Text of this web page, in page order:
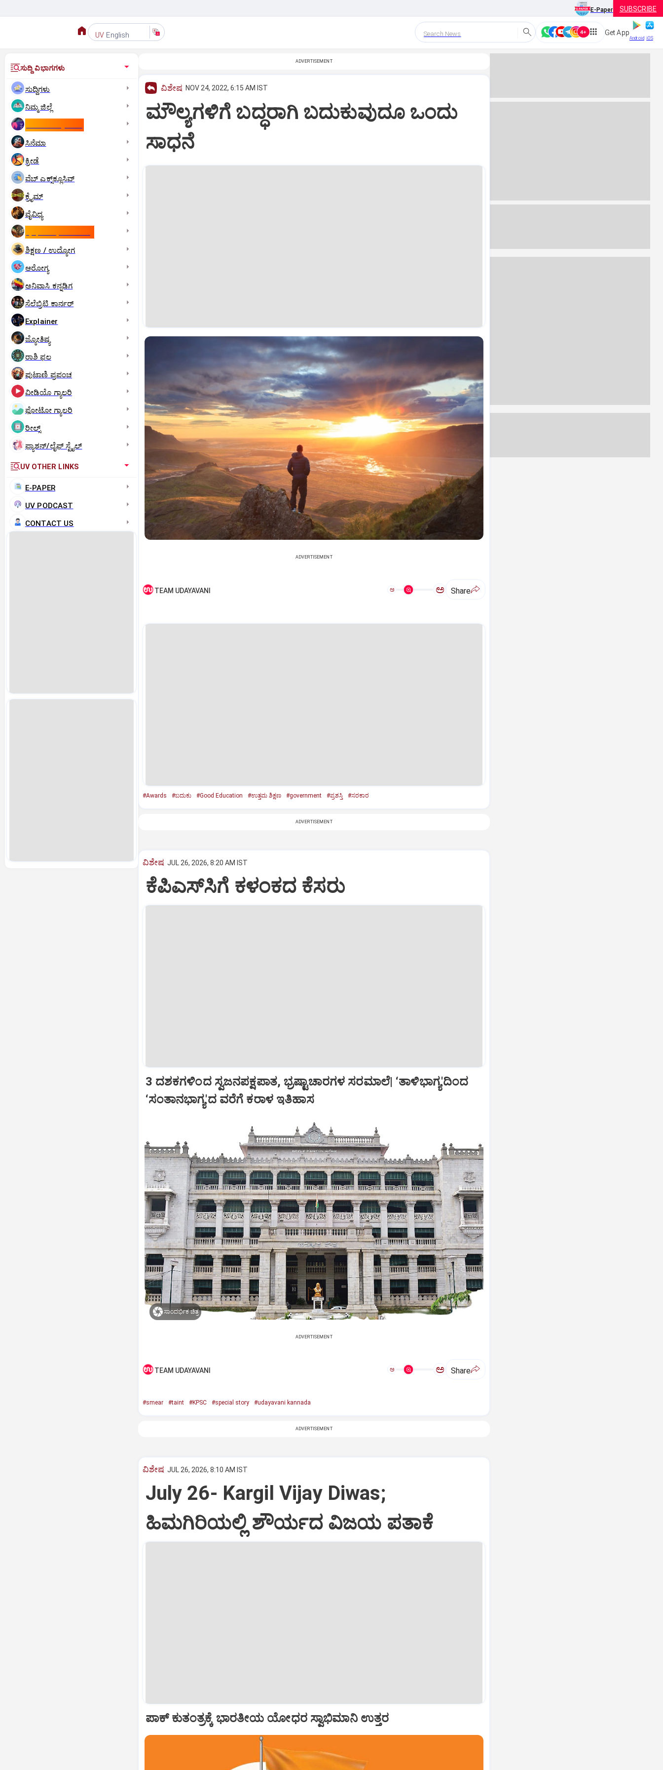
E-Paper SUBSCRIBE
UV English Search News Get App
Android iOS
ಸುದ್ದಿ ವಿಭಾಗಗಳು
ಸುದ್ದಿಗಳು
ನಿಮ್ಮ ಜಿಲ್ಲೆ
ಸಿನೆಮಾ
ಕ್ರೀಡೆ
ವೆಬ್ ಎಕ್ಸ್‌ಕ್ಲೂಸಿವ್
ಕ್ರೈಮ್
ವೈವಿಧ್ಯ
ಶಿಕ್ಷಣ / ಉದ್ಯೋಗ
ಆರೋಗ್ಯ
ಅನಿವಾಸಿ ಕನ್ನಡಿಗ
ಸೆಲೆಬ್ರಿಟಿ ಕಾರ್ನರ್‌
Explainer
ಜ್ಯೋತಿಷ್ಯ
ರಾಶಿ ಫಲ
ಪುಟಾಣಿ ಪ್ರಪಂಚ
ವೀಡಿಯೊ ಗ್ಯಾಲರಿ
ಫೋಟೋ ಗ್ಯಾಲರಿ
ರೀಲ್ಸ್
ಫ್ಯಾಶನ್/ಲೈಫ್‌ ಸ್ಟೈಲ್
UV OTHER LINKS
E-PAPER
UV PODCAST
CONTACT US
ADVERTISEMENT
ವಿಶೇಷ NOV 24, 2022, 6:15 AM IST
ಮೌಲ್ಯಗಳಿಗೆ ಬದ್ಧರಾಗಿ ಬದುಕುವುದೂ ಒಂದು
ಸಾಧನೆ
ADVERTISEMENT
TEAM UDAYAVANI ಅ ಅ Share
#Awards #ಬದುಕು #Good Education #ಉತ್ತಮ ಶಿಕ್ಷಣ #government #ಪ್ರಶಸ್ತಿ #ಸರಕಾರ
ADVERTISEMENT
ವಿಶೇಷ JUL 26, 2026, 8:20 AM IST
ಕೆಪಿಎಸ್‌ಸಿಗೆ ಕಳಂಕದ ಕೆಸರು
3 ದಶಕಗಳಿಂದ ಸ್ವಜನಪಕ್ಷಪಾತ, ಭ್ರಷ್ಟಾಚಾರಗಳ ಸರಮಾಲೆ| ‘ತಾಳಿಭಾಗ್ಯ'ದಿಂದ
‘ಸಂತಾನಭಾಗ್ಯ'ದ ವರೆಗೆ ಕರಾಳ ಇತಿಹಾಸ
ಸಾಂದರ್ಭಿಕ ಚಿತ್ರ
ADVERTISEMENT
TEAM UDAYAVANI ಅ ಅ Share
#smear #taint #KPSC #special story #udayavani kannada
ADVERTISEMENT
ವಿಶೇಷ JUL 26, 2026, 8:10 AM IST
July 26- Kargil Vijay Diwas;
ಹಿಮಗಿರಿಯಲ್ಲಿ ಶೌರ್ಯದ ವಿಜಯ ಪತಾಕೆ
ಪಾಕ್‌ ಕುತಂತ್ರಕ್ಕೆ ಭಾರತೀಯ ಯೋಧರ ಸ್ವಾಭಿಮಾನಿ ಉತ್ತರ